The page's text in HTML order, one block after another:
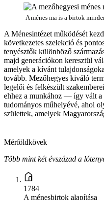
A ménes ma is a birtok
A Ménesintézet működését
következetes szelekció és
tenyésztők különböző
majd generációkon keresztül
amelyek a kívánt
tovább. Mezőhegyes kiváló
legelői és felkészült
ehhez a munkához — így vált a
tudományos műhelyévé, ahol
születtek, amelyek
Mérföldkövek
Több mint két évszázad a
1784
A ménesbirtok alapítása